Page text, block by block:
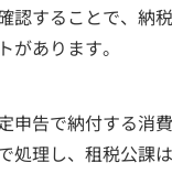
認することで、納
があります。
申告で納付する消
処理し、租税公課